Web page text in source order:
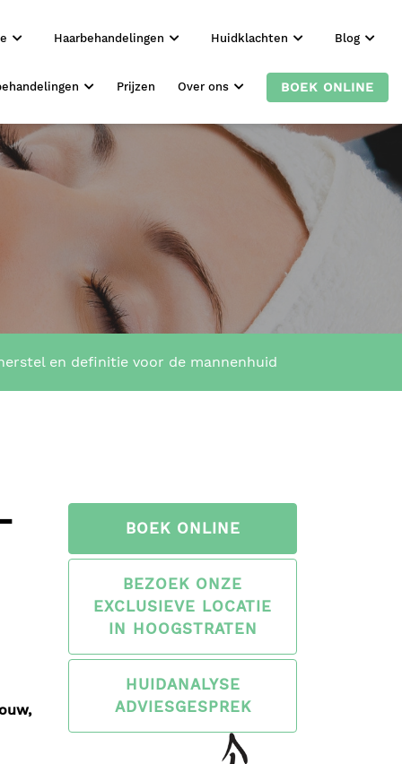
Haarbehandelingen Huidklachten Blog
Prijzen Over ons BOEK ONLINE
en definitie voor de mannenhuid
BOEK ONLINE
BEZOEK ONZE
EXCLUSIEVE LOCATIE
IN HOOGSTRATEN
HUIDANALYSE
ADVIESGESPREK